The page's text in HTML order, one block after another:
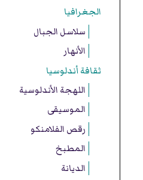
الجغرافيا
سلاسل الجبال
الأنهار
ثقافة أندلوسيا
اللهجة الأندلوسية
الموسيقى
رقص الفلامنكو
المطبخ
الديانة